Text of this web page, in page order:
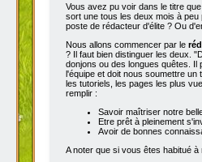
Vous avez pu voir dans le titre
sort une tous les deux mois à
poste de rédacteur d'élite ? Ou
Nous allons commencer par le
? Il faut bien distinguer les deux.
donjons ou des longues quêtes. Il
l'équipe et doit nous soumettre un
les tutoriels, les pages les plus
remplir :
Savoir maîtriser notre
Etre prêt à pleinement
Avoir de bonnes
A noter que si vous êtes habitué